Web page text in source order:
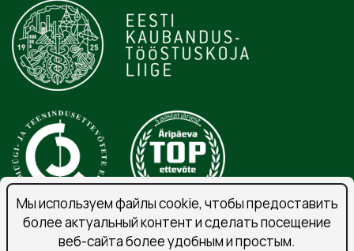
Мы используем файлы cookie, чтобы предоставить
более актуальный контент и сделать посещение
веб-сайта более удобным и простым.